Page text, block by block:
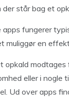
der står bag et
apps fungerer
muliggør en
opkald modtages
eller i nogle
Ud over apps